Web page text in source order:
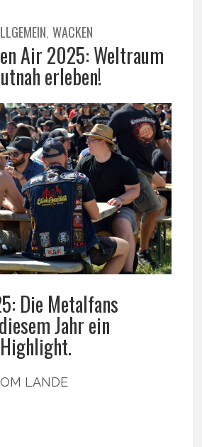
, WACKEN
Air 2025: Weltraum
erleben!
Die Metalfans
Jahr ein
LANDE